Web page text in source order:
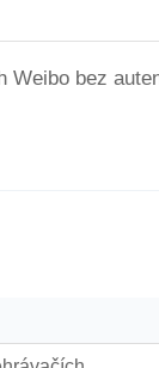
Weibo bez